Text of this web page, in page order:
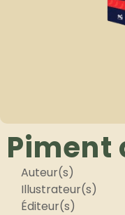
Piment
Auteur(s)
Illustrateur(s)
Éditeur(s)